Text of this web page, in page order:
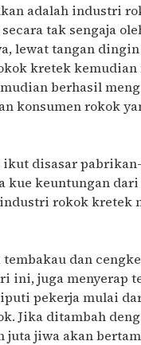
adalah industri
tak sengaja
lewat tangan
kretek kemudian
berhasil
konsumen rokok
ikut disasar
keuntungan
rokok kretek
dan
ini, juga menyerap
pekerja mulai
Jika ditambah
juta jiwa akan